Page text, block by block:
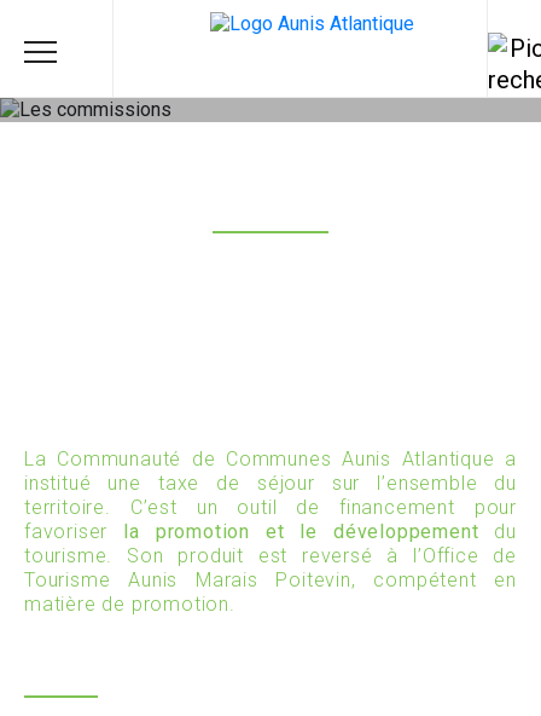
La Communauté de Communes Aunis Atlantique a
institué une taxe de séjour sur l’ensemble du
territoire. C’est un outil de financement pour
favoriser la promotion et le développement du
tourisme. Son produit est reversé à l’Office de
Tourisme Aunis Marais Poitevin, compétent en
matière de promotion.